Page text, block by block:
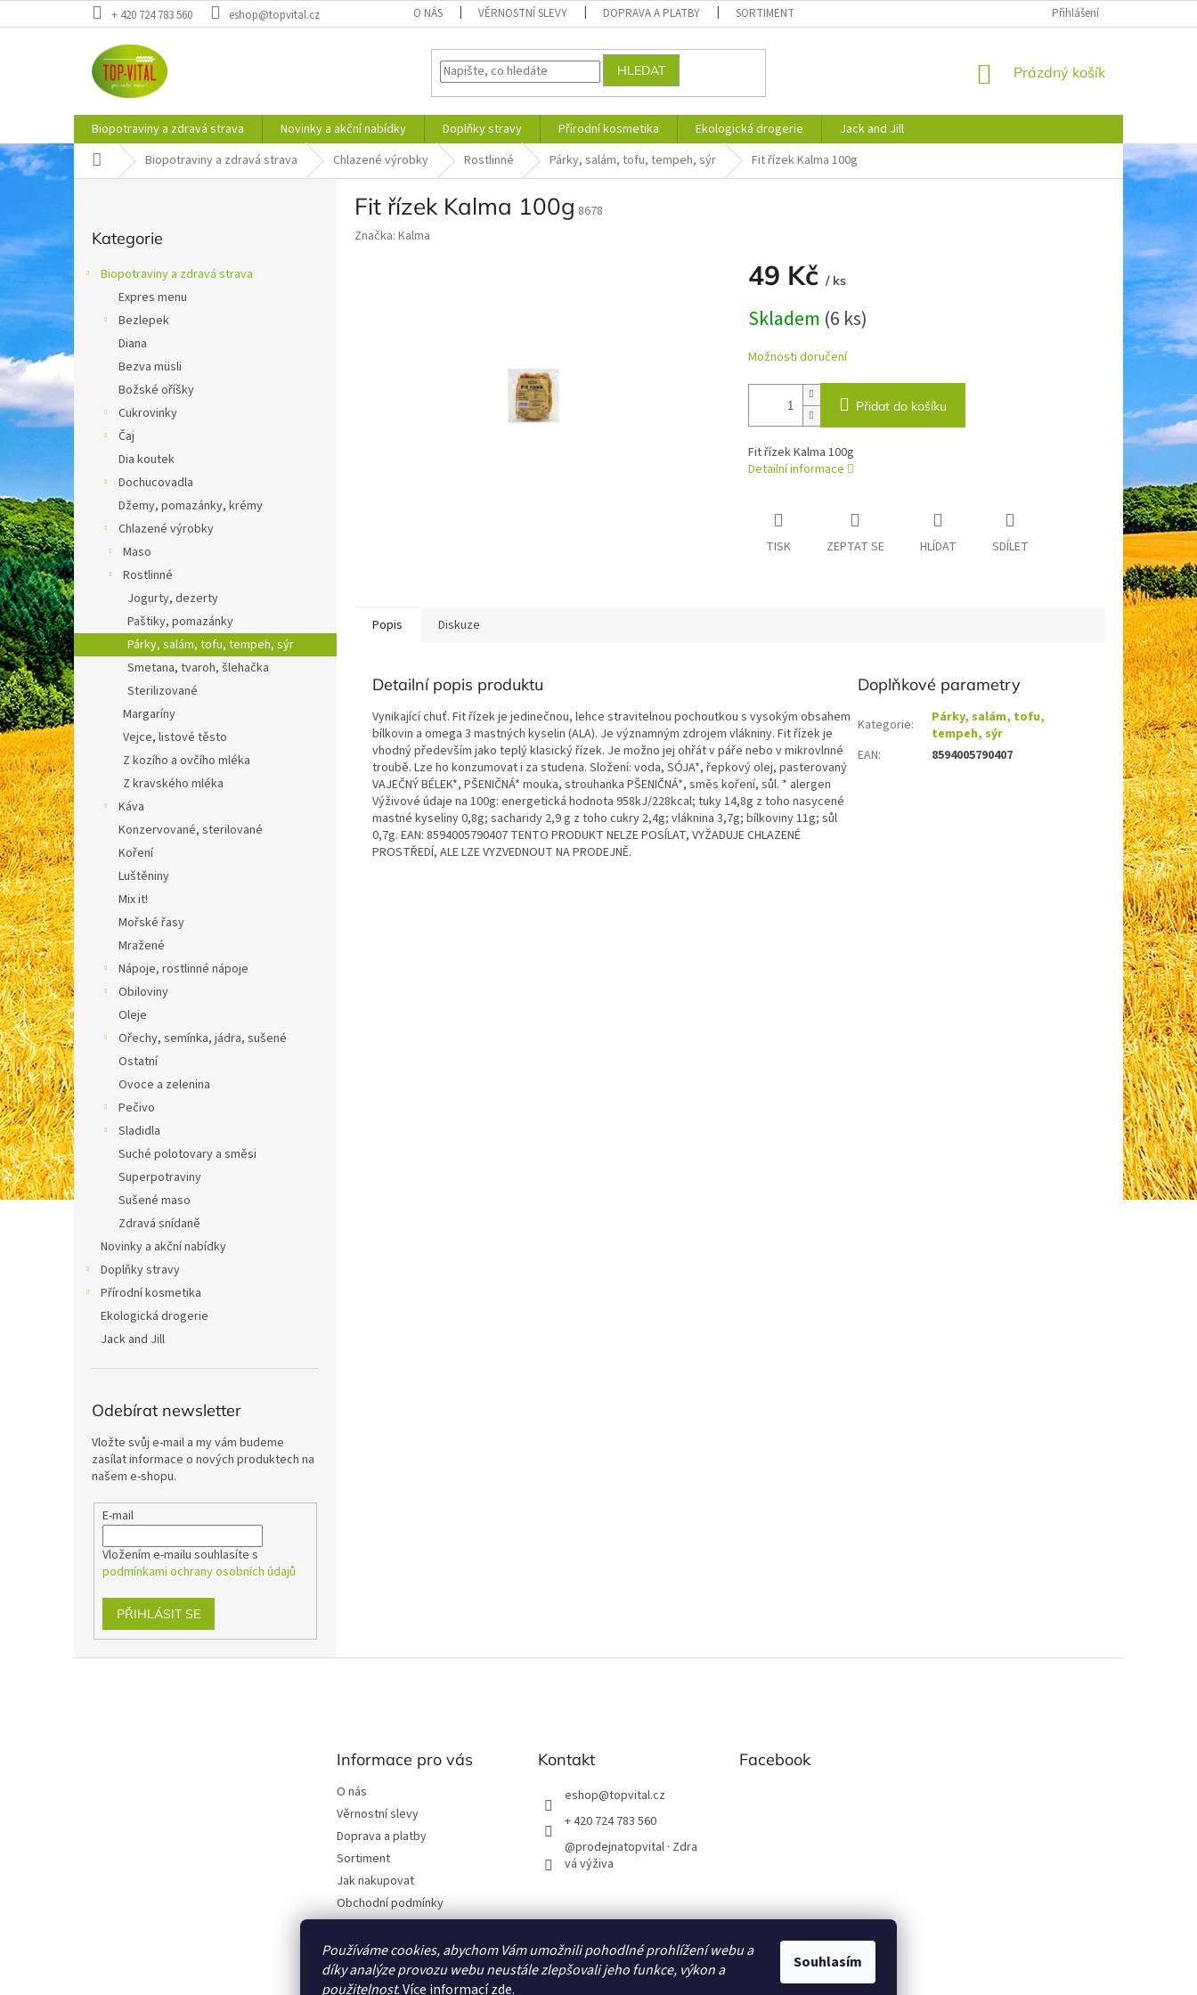
Používáme cookies, abychom Vám umožnili pohodlné prohlížení webu a
díky analýze provozu webu neustále zlepšovali jeho funkce, výkon a
použitelnost. Více informacízde.
Souhlasím
na
+ 420 724 783 560 eshop@topvital.cz O NÁS VĚRNOSTNÍ SLEVY DOPRAVA A PLATBY SORTIMENT OBCHODNÍ PODMÍNKY PODMÍNKY
Přihlášení
HLEDAT
NÁKUPNÍ
Prázdný košík
Biopotraviny a zdravá strava Novinky a akční nabídky Doplňky stravy Přírodní kosmetika Ekologická drogerie
Jack and Jill
Domů Biopotraviny a zdravá strava Chlazené výrobky Rostlinné Párky, salám, tofu, tempeh, sýr Fit řízek Kalma 100g
n
p
a
e
kategorie
Kategorie
Biopotraviny a zdravá strava
Expres menu
Bezlepek
Diana
Bezva müsli
Božské oříšky
Cukrovinky
Čaj
Dia koutek
Dochucovadla
Džemy, pomazánky, krémy
Chlazené výrobky
Maso
Rostlinné
Jogurty, dezerty
Paštiky, pomazánky
Párky, salám, tofu, tempeh, sýr
Smetana, tvaroh, šlehačka
Sterilizované
Margaríny
Vejce, listové těsto
Z kozího a ovčího mléka
Z kravského mléka
Káva
Konzervované, sterilované
Koření
Luštěniny
Mix it!
Mořské řasy
Mražené
Nápoje, rostlinné nápoje
Obiloviny
Oleje
Ořechy, semínka, jádra, sušené
Ostatní
Ovoce a zelenina
Pečivo
Sladidla
Suché polotovary a směsi
Superpotraviny
Sušené maso
Zdravá snídaně
Novinky a akční nabídky
Doplňky stravy
Přírodní kosmetika
Ekologická drogerie
Jack and Jill
Odebírat newsletter
Vložte svůj e-mail a my vám budeme
zasílat informace o nových produktech na
našem e-shopu.
E-mail
Vložením e-mailu souhlasíte s
podmínkami ochrany osobních údajů
PŘIHLÁSIT SE
Fit řízek Kalma 100g 8678
Značka: Kalma
49 Kč / ks
cena:
Skladem (6 ks)
Možnosti doručení
Přidat do košíku
Fit řízek Kalma 100g
Detailní informace
TISK ZEPTAT SE HLÍDAT SDÍLET
Popis Diskuze
Detailní popis produktu
Vynikající chuť. Fit řízek je jedinečnou, lehce stravitelnou pochoutkou s vysokým obsahem
bílkovin a omega 3 mastných kyselin (ALA). Je významným zdrojem vlákniny. Fit řízek je
vhodný především jako teplý klasický řízek. Je možno jej ohřát v páře nebo v mikrovlnné
troubě. Lze ho konzumovat i za studena. Složení: voda, SÓJA*, řepkový olej, pasterovaný
VAJEČNÝ BÉLEK*, PŠENIČNÁ* mouka, strouhanka PŠENIČNÁ*, směs koření, sůl. * alergen
Výživové údaje na 100g: energetická hodnota 958kJ/228kcal; tuky 14,8g z toho nasycené
mastné kyseliny 0,8g; sacharidy 2,9 g z toho cukry 2,4g; vláknina 3,7g; bílkoviny 11g; sůl
0,7g. EAN: 8594005790407 TENTO PRODUKT NELZE POSÍLAT, VYŽADUJE CHLAZENÉ
PROSTŘEDÍ, ALE LZE VYZVEDNOUT NA PRODEJNĚ.
Doplňkové parametry
Kategorie:
Párky, salám, tofu,
tempeh, sýr
EAN: 8594005790407
Informace pro vás
O nás
Věrnostní slevy
Doprava a platby
Sortiment
Jak nakupovat
Obchodní podmínky
Dodavatelé
Kontakty
Kontakt
eshop@topvital.cz
+ 420 724 783 560
@prodejnatopvital · Zdra
vá výživa
Facebook